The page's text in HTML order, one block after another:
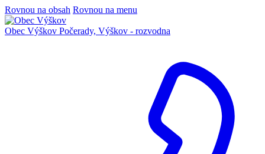
Rovnou na obsah Rovnou na menu
Obec Výškov Počerady, Výškov - rozvodna